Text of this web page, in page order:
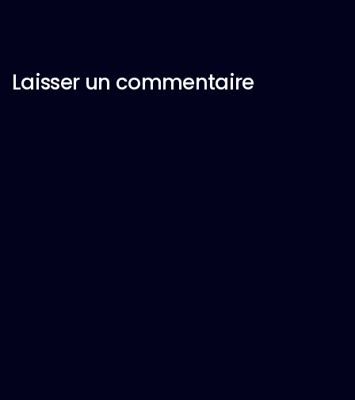
Laisser un commentaire